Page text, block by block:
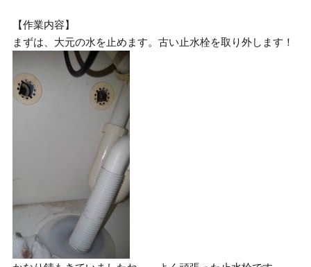
【作業内容】
まずは、大元の水を止めます。古い止水栓を取り外します！